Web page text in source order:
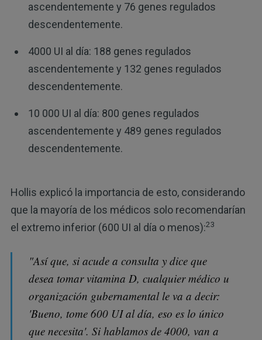
ascendentemente y 76 genes regulados
descendentemente.
4000 UI al día: 188 genes regulados
ascendentemente y 132 genes regulados
descendentemente.
10 000 UI al día: 800 genes regulados
ascendentemente y 489 genes regulados
descendentemente.
Hollis explicó la importancia de esto, considerando
que la mayoría de los médicos solo recomendarían
el extremo inferior (600 UI al día o menos):23
"Así que, si acude a consulta y dice que
desea tomar vitamina D, cualquier médico u
organización gubernamental le va a decir:
'Bueno, tome 600 UI al día, eso es lo único
que necesita'. Si hablamos de 4000, van a